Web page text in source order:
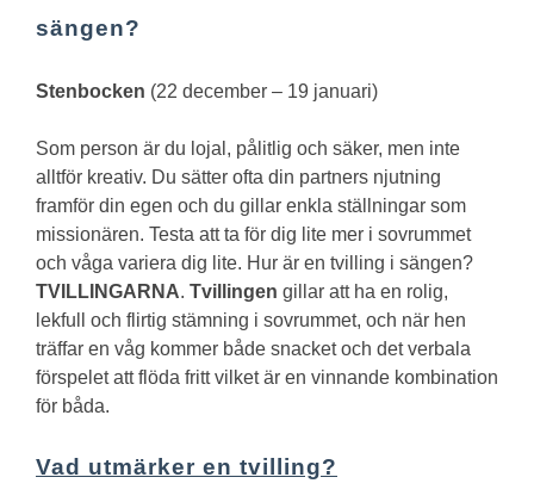
sängen?
Stenbocken (22 december – 19 januari)
Som person är du lojal, pålitlig och säker, men inte
alltför kreativ. Du sätter ofta din partners njutning
framför din egen och du gillar enkla ställningar som
missionären. Testa att ta för dig lite mer i sovrummet
och våga variera dig lite. Hur är en tvilling i sängen?
TVILLINGARNA. Tvillingen gillar att ha en rolig,
lekfull och flirtig stämning i sovrummet, och när hen
träffar en våg kommer både snacket och det verbala
förspelet att flöda fritt vilket är en vinnande kombination
för båda.
Vad utmärker en tvilling?